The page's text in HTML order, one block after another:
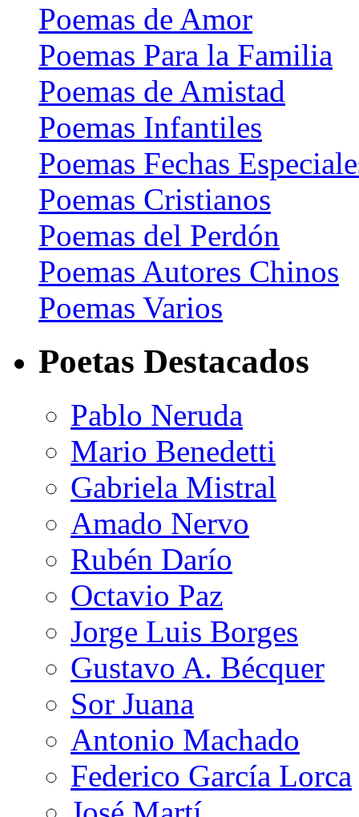
Poemas de Amor
Poemas Para la Familia
Poemas de Amistad
Poemas Infantiles
Poemas Fechas
Poemas Cristianos
Poemas del Perdón
Poemas Autores Chinos
Poemas Varios
Poetas Destacados
Pablo Neruda
Mario Benedetti
Gabriela Mistral
Amado Nervo
Rubén Darío
Octavio Paz
Jorge Luis Borges
Gustavo A. Bécquer
Sor Juana
Antonio Machado
Federico García Lorca